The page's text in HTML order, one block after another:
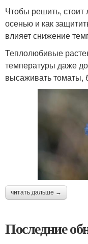
Чтобы решить,
осенью и как
влияет снижение
Теплолюбивые
температуры даже
высаживать томаты,
читать дальше →
Последние